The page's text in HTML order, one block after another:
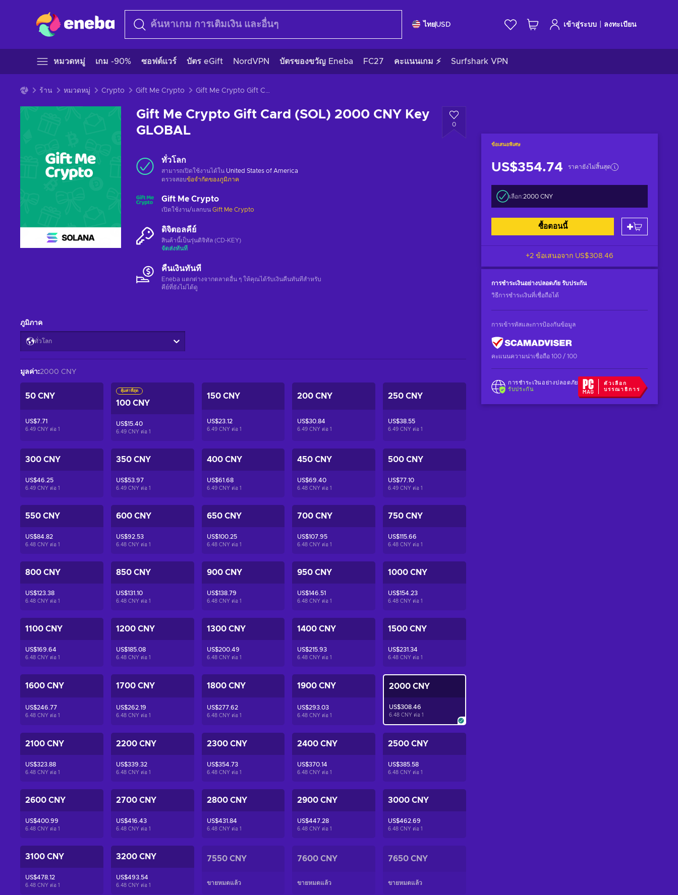
ไทยUSD เข้าสู่ระบบ ลงทะเบียน
หมวดหมู่ เกม -90% ซอฟต์แวร์ บัตร eGift NordVPN บัตรของขวัญ Eneba FC27 คะแนนเกม ⚡ Surfshark VPN
ร้าน หมวดหมู่ Crypto Gift Me Crypto Gift Me Crypto Gift Card (SOL) 2000 CNY Key GLOBAL
Gift Me Crypto Gift Card (SOL) 2000 CNY Key
GLOBAL
0
ข้อเสนอพิเศษ
US$354.74 ราคายังไม่สิ้นสุด
เลือก:2000 CNY
ซื้อตอนนี้
+2 ข้อเสนอจาก US$308.46
การชำระเงินอย่างปลอดภัย รับประกัน
วิธีการชำระเงินที่เชื่อถือได้
การเข้ารหัสและการป้องกันข้อมูล
คะแนนความน่าเชื่อถือ 100 / 100
การชำระเงินอย่างปลอดภัย
รับประกัน
ตัวเลือก
บรรณาธิการ
ทั่วโลก
สามารถเปิดใช้งานได้ใน United States of America
ตรวจสอบข้อจำกัดของภูมิภาค
Gift Me Crypto
เปิดใช้งาน/แลกบน Gift Me Crypto
ดิจิตอลคีย์
สินค้านี้เป็นรุ่นดิจิทัล (CD-KEY)
จัดส่งทันที
คืนเงินทันที
Eneba แตกต่างจากตลาดอื่น ๆ ให้คุณได้รับเงินคืนทันทีสําหรับ
คีย์ที่ยังไม่ได้ดู
ภูมิภาค
ทั่วโลก
มูลค่า:2000 CNY
50 CNY
US$7.71
6.49 CNY ต่อ 1
คุ้มค่าที่สุด
100 CNY
US$15.40
6.49 CNY ต่อ 1
150 CNY
US$23.12
6.49 CNY ต่อ 1
200 CNY
US$30.84
6.49 CNY ต่อ1
250 CNY
US$38.55
6.49 CNY ต่อ1
300 CNY
US$46.25
6.49 CNY ต่อ 1
350 CNY
US$53.97
6.49 CNY ต่อ 1
400 CNY
US$61.68
6.49 CNY ต่อ 1
450 CNY
US$69.40
6.48 CNY ต่อ1
500 CNY
US$77.10
6.49 CNY ต่อ1
550 CNY
US$84.82
6.48 CNY ต่อ 1
600 CNY
US$92.53
6.48 CNY ต่อ 1
650 CNY
US$100.25
6.48 CNY ต่อ 1
700 CNY
US$107.95
6.48 CNY ต่อ1
750 CNY
US$115.66
6.48 CNY ต่อ1
800 CNY
US$123.38
6.48 CNY ต่อ 1
850 CNY
US$131.10
6.48 CNY ต่อ 1
900 CNY
US$138.79
6.48 CNY ต่อ 1
950 CNY
US$146.51
6.48 CNY ต่อ1
1000 CNY
US$154.23
6.48 CNY ต่อ1
1100 CNY
US$169.64
6.48 CNY ต่อ 1
1200 CNY
US$185.08
6.48 CNY ต่อ 1
1300 CNY
US$200.49
6.48 CNY ต่อ 1
1400 CNY
US$215.93
6.48 CNY ต่อ1
1500 CNY
US$231.34
6.48 CNY ต่อ1
1600 CNY
US$246.77
6.48 CNY ต่อ 1
1700 CNY
US$262.19
6.48 CNY ต่อ 1
1800 CNY
US$277.62
6.48 CNY ต่อ 1
1900 CNY
US$293.03
6.48 CNY ต่อ1
2000 CNY
US$308.46
6.48 CNY ต่อ1
2100 CNY
US$323.88
6.48 CNY ต่อ 1
2200 CNY
US$339.32
6.48 CNY ต่อ 1
2300 CNY
US$354.73
6.48 CNY ต่อ 1
2400 CNY
US$370.14
6.48 CNY ต่อ1
2500 CNY
US$385.58
6.48 CNY ต่อ1
2600 CNY
US$400.99
6.48 CNY ต่อ 1
2700 CNY
US$416.43
6.48 CNY ต่อ 1
2800 CNY
US$431.84
6.48 CNY ต่อ 1
2900 CNY
US$447.28
6.48 CNY ต่อ1
3000 CNY
US$462.69
6.48 CNY ต่อ1
3100 CNY
US$478.12
6.48 CNY ต่อ 1
3200 CNY
US$493.54
6.48 CNY ต่อ 1
7550 CNY
ขายหมดแล้ว
7600 CNY
ขายหมดแล้ว
7650 CNY
ขายหมดแล้ว